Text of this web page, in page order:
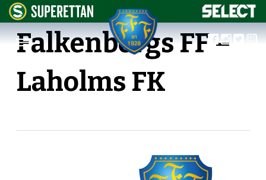
Falkenbergs FF –
Laholms FK